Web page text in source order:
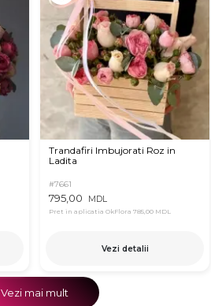
Trandafiri Imbujorati Roz in
Ladita
#7661
795,00 MDL
Pret in aplicatia OkFlora 785,00 MDL
Vezi detalii
Vezi mai mult